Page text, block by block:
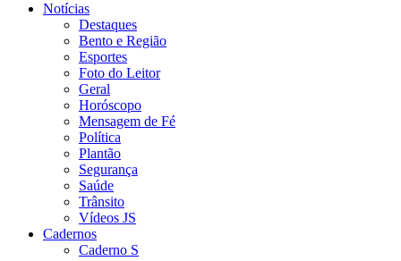
Notícias
Destaques
Bento e Região
Esportes
Foto do Leitor
Geral
Horóscopo
Mensagem de Fé
Política
Plantão
Segurança
Saúde
Trânsito
Vídeos JS
Cadernos
Caderno S